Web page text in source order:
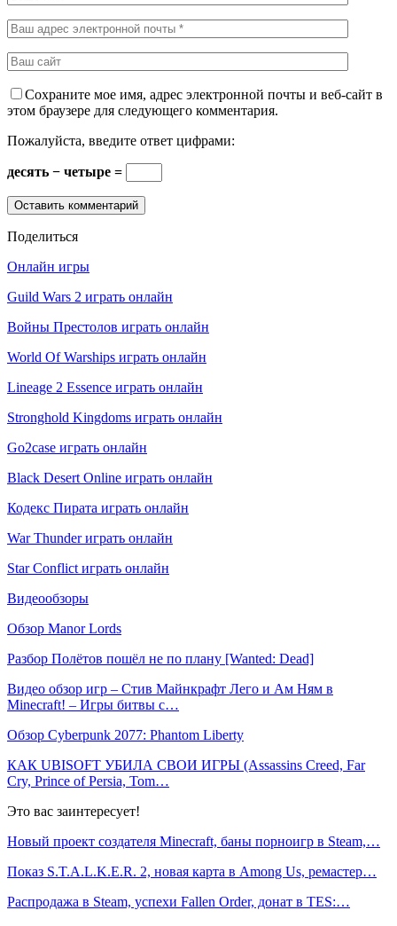
Сохраните мое имя, адрес электронной почты и веб-сайт в
этом браузере для следующего комментария.
Пожалуйста, введите ответ цифрами:
десять − четыре =
Поделиться
Онлайн игры
Guild Wars 2 играть онлайн
Войны Престолов играть онлайн
World Of Warships играть онлайн
Lineage 2 Essence играть онлайн
Stronghold Kingdoms играть онлайн
Go2case играть онлайн
Black Desert Online играть онлайн
Кодекс Пирата играть онлайн
War Thunder играть онлайн
Star Conflict играть онлайн
Видеообзоры
Обзор Manor Lords
Разбор Полётов пошёл не по плану [Wanted: Dead]
Видео обзор игр – Стив Майнкрафт Лего и Ам Ням в
Minecraft! – Игры битвы с…
Обзор Cyberpunk 2077: Phantom Liberty
КАК UBISOFT УБИЛА СВОИ ИГРЫ (Assassins Creed, Far
Cry, Prince of Persia, Tom…
Это вас заинтересует!
Новый проект создателя Minecraft, баны порноигр в Steam,…
Показ S.T.A.L.K.E.R. 2, новая карта в Among Us, ремастер…
Распродажа в Steam, успехи Fallen Order, донат в TES:…